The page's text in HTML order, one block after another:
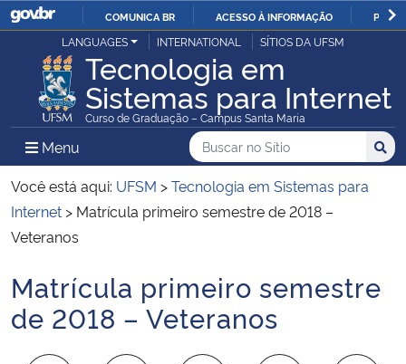
IR
PARA
O
CONTEÚDO
COMUNICA BR ACESSO À INFORMAÇÃO
Ministério da Justiça e Segurança Pública
Ministério da Defesa
Ministério das Relações Exteriores
Ministério da Economia
Ministério da Infraestrutura
Ministério da Agricultura, Pecuária e Abastecimento
LANGUAGES INTERNATIONAL SÍTIOS DA UFSM
Tecnologia em
Sistemas para Internet
Curso de Graduação – Campus Santa Maria
Menu Menu Principal do Sítio
Busca
Buscar no no Sítio
Busca:
Você está aqui: UFSM >Tecnologia em Sistemas para
Internet > Matrícula primeiro semestre de 2018 –
Veteranos
Início do conteúdo
Matrícula primeiro semestre
de 2018 – Veteranos